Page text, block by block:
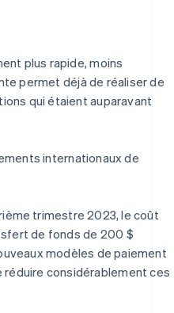
plus rapide, moins
permet déjà de réaliser de
qui étaient auparavant
internationaux de
trimestre 2023, le coût
de fonds de 200 $
modèles de paiement
considérablement ces